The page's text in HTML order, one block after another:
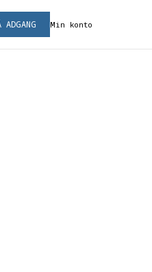
Min konto
ADGANG